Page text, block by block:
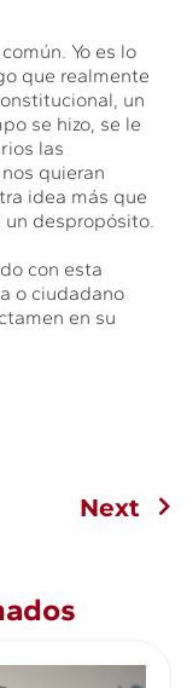
Yo es lo
que realmente
un
se hizo, se le
las
quieran
idea más que
un despropósito.
con esta
o ciudadano
en su
Next